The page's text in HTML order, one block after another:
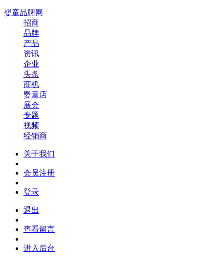
婴童品牌网
招商
品牌
产品
资讯
企业
头条
商机
婴童店
展会
专题
视频
经销商
关于我们
会员注册
登录
退出
查看留言
进入后台